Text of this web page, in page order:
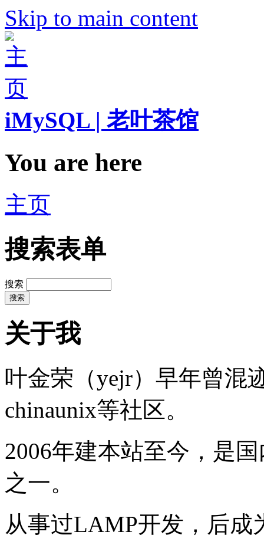
Skip to main content
iMySQL | 老叶茶馆
You are here
主页
搜索表单
搜索
关于我
叶金荣（yejr）早年曾混
chinaunix等社区。
2006年建本站至今，是
之一。
从事过LAMP开发，后成